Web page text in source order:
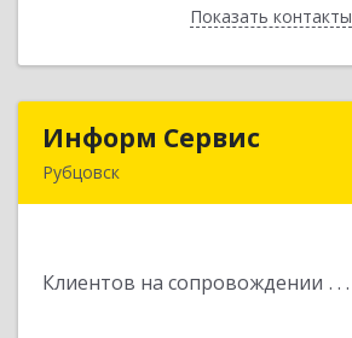
Показать контакты
Назад
Информ Сервис
Рубцовск
Клиентов на сопровождении